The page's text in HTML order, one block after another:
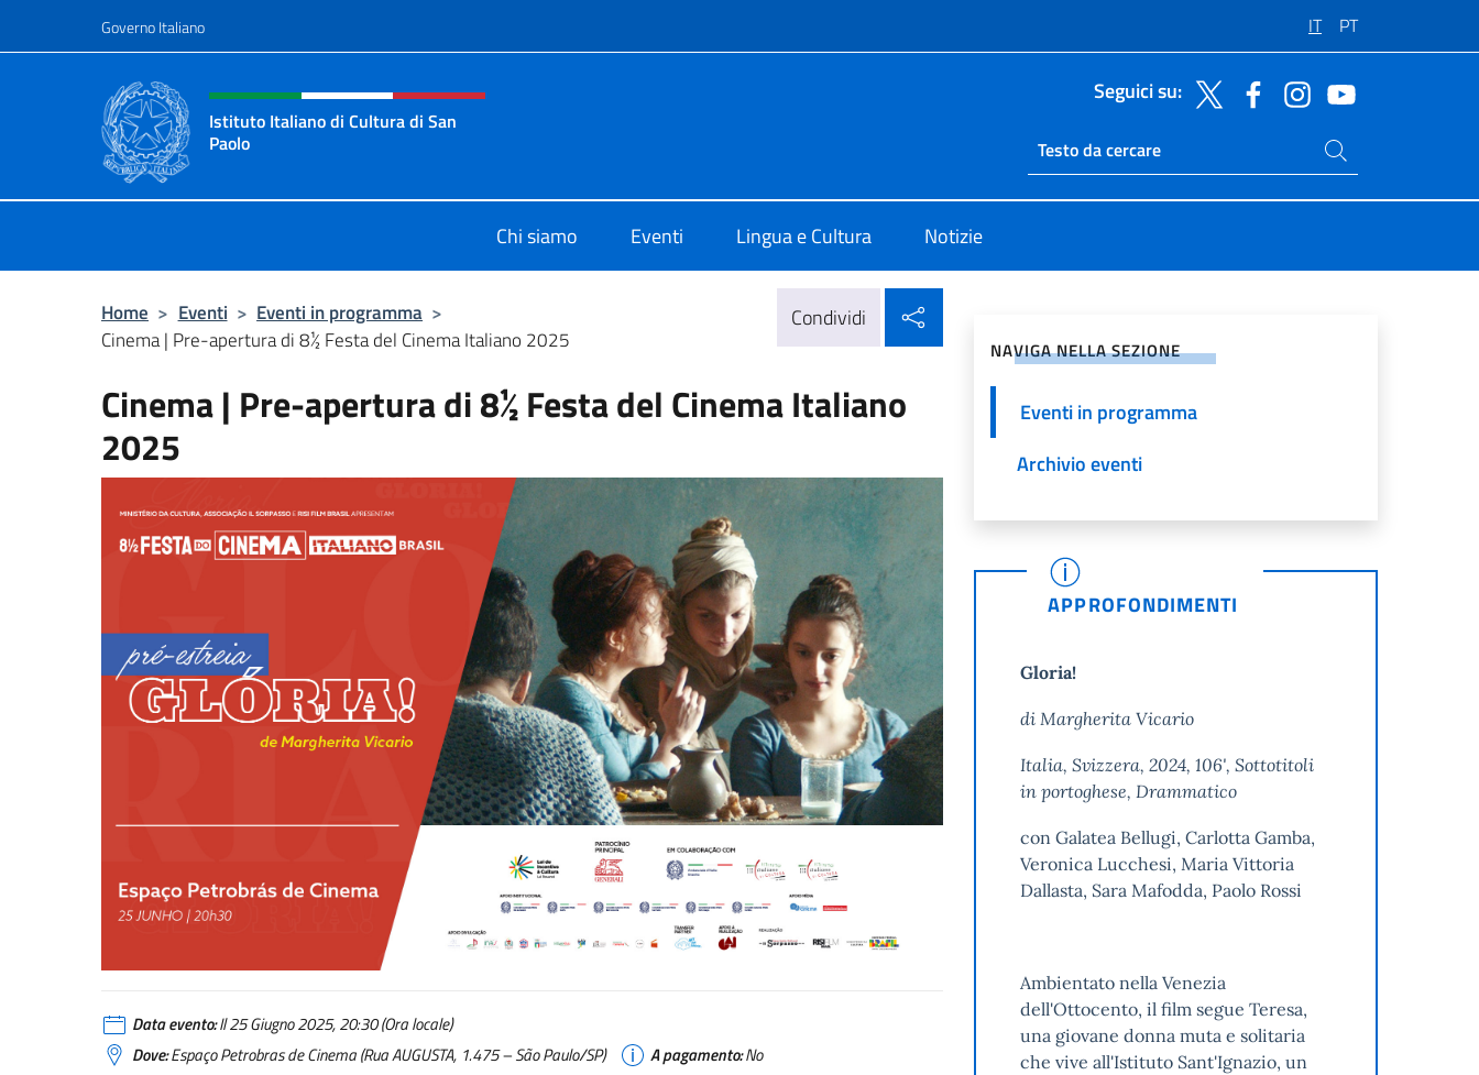
Governo Italiano IT PT
Intestazione sito, social e menù
Istituto Italiano di Cultura di San
Paolo
Seguici su:
Ricerca sito live
Cerca nel sito
Chi siamo Eventi Lingua e Cultura Notizie
Home > Eventi > Eventi in programma >
Cinema | Pre-apertura di 8½ Festa del Cinema Italiano 2025
Condividi
Cinema | Pre-apertura di 8½ Festa del Cinema Italiano
2025
Data evento:Il 25 Giugno 2025, 20:30 (Ora locale)
Dove:Espaço Petrobras de Cinema (Rua AUGUSTA, 1.475 – São Paulo/SP) A pagamento:No
NAVIGA NELLA SEZIONE
Eventi in programma
Archivio eventi
APPROFONDIMENTI
Gloria!
di Margherita Vicario
Italia, Svizzera, 2024, 106', Sottotitoli
in portoghese, Drammatico
con Galatea Bellugi, Carlotta Gamba,
Veronica Lucchesi, Maria Vittoria
Dallasta, Sara Mafodda, Paolo Rossi
Ambientato nella Venezia
dell'Ottocento, il film segue Teresa,
una giovane donna muta e solitaria
che vive all'Istituto Sant'Ignazio, un